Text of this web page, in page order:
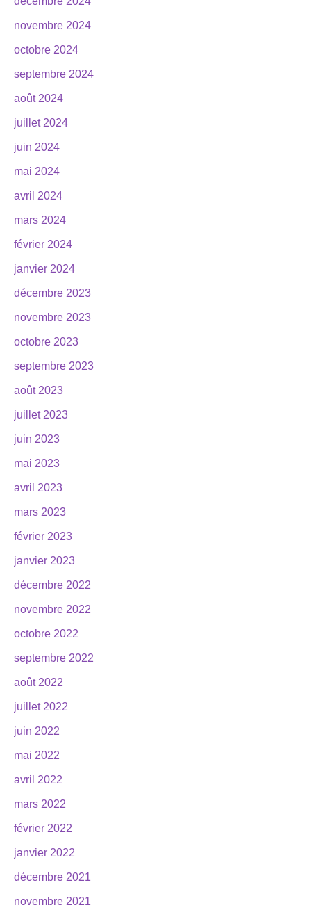
novembre 2024
octobre 2024
septembre 2024
août 2024
juillet 2024
juin 2024
mai 2024
avril 2024
mars 2024
février 2024
janvier 2024
décembre 2023
novembre 2023
octobre 2023
septembre 2023
août 2023
juillet 2023
juin 2023
mai 2023
avril 2023
mars 2023
février 2023
janvier 2023
décembre 2022
novembre 2022
octobre 2022
septembre 2022
août 2022
juillet 2022
juin 2022
mai 2022
avril 2022
mars 2022
février 2022
janvier 2022
décembre 2021
novembre 2021